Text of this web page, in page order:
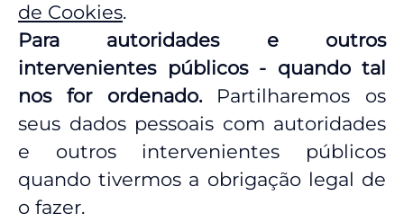
de Cookies.
Para autoridades e outros
intervenientes públicos - quando tal
nos for ordenado.Partilharemos os
seus dados pessoais com autoridades
e outros intervenientes públicos
quando tivermos a obrigação legal de
o fazer.